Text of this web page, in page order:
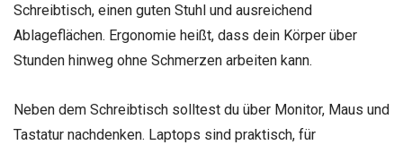
Schreibtisch, einen guten Stuhl und ausreichend
Ablageflächen. Ergonomie heißt, dass dein Körper über
Stunden hinweg ohne Schmerzen arbeiten kann.
Neben dem Schreibtisch solltest du über Monitor, Maus und
Tastatur nachdenken. Laptops sind praktisch, für